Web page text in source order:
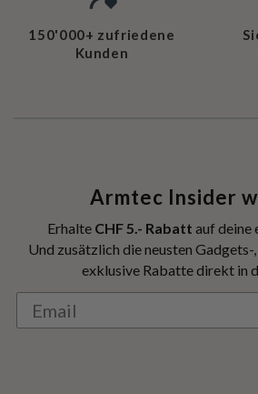
150'000+ zufriedene
Kunden
Armtec Insider
Erhalte CHF 5.- Rabatt auf deine
Und zusätzlich die neusten
exklusive Rabatte direkt in